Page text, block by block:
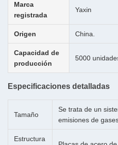
Marca
registrada
Yaxin
Origen China.
Capacidad de
producción
5000
Especificaciones detalladas
Tamaño
Se trata de un
emisiones de
Estructura